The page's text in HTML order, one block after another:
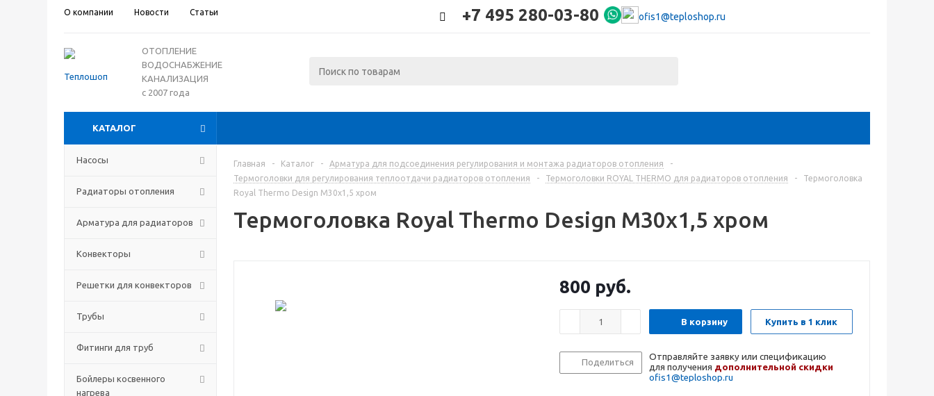
О компании Новости Статьи +7 495 280-03-80 ofis1@teploshop.ru
ОТОПЛЕНИЕ
ВОДОСНАБЖЕНИЕ
КАНАЛИЗАЦИЯ
с 2007 года
КАТАЛОГ
Насосы
Радиаторы отопления
Арматура для радиаторов
Конвекторы
Решетки для конвекторов
Трубы
Фитинги для труб
Бойлеры косвенного
нагрева
Главная - Каталог - Арматура для подсоединения регулирования и монтажа радиаторов отопления
-
Термоголовки для регулирования теплоотдачи радиаторов отопления
- Термоголовки ROYAL THERMO для радиаторов отопления -
Термоголовка
Royal Thermo Design М30х1,5 хром
Термоголовка Royal Thermo Design М30х1,5 хром
800 руб.
В корзину Купить в 1 клик
Поделиться
Отправляйте заявку или спецификацию
для получения дополнительной скидки
ofis1@teploshop.ru